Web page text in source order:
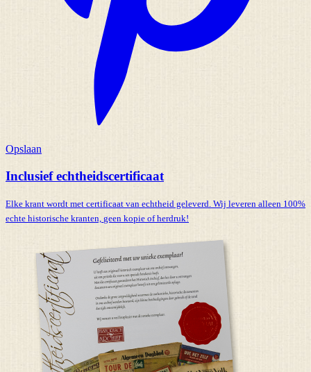
Opslaan
Inclusief echtheidscertificaat
Elke krant wordt met certificaat van echtheid geleverd. Wij leveren alleen 100%
echte historische kranten, geen kopie of herdruk!